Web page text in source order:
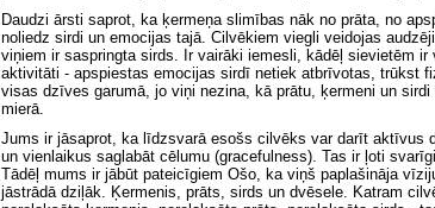
Daudzi ārsti saprot, ka ķermeņa slimības nāk no prāta, no
noliedz sirdi un emocijas tajā. Cilvēkiem viegli veidojas
viņiem ir saspringta sirds. Ir vairāki iemesli, kādēļ sievietēm
aktivitāti - apspiestas emocijas sirdī netiek atbrīvotas, trūkst
visas dzīves garumā, jo viņi nezina, kā prātu, ķermeni un
mierā.
Jums ir jāsaprot, ka līdzsvarā esošs cilvēks var darīt aktīvus
un vienlaikus saglabāt cēlumu (gracefulness). Tas ir ļoti
Tādēļ mums ir jābūt pateicīgiem Ošo, ka viņš paplašināja
jāstrādā dziļāk. Ķermenis, prāts, sirds un dvēsele. Katram